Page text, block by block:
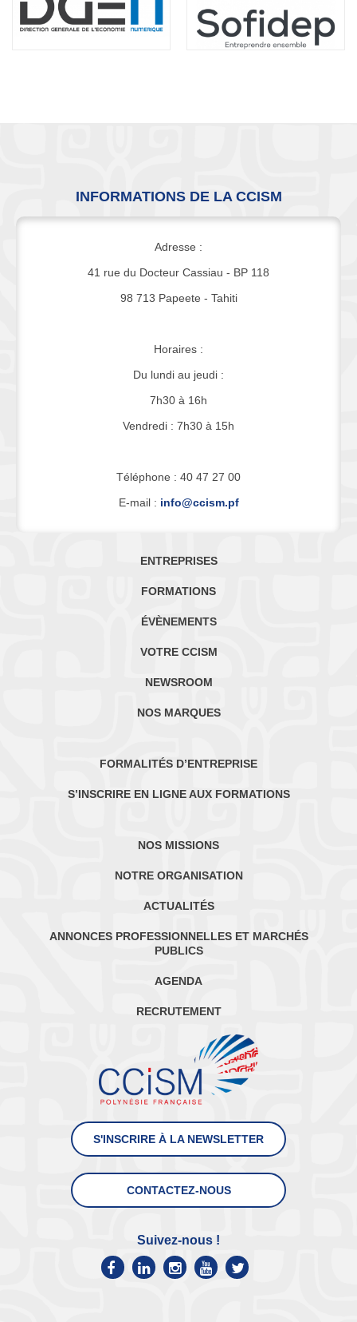
INFORMATIONS DE LA CCISM
Adresse :
41 rue du Docteur Cassiau - BP 118
98 713 Papeete - Tahiti
Horaires :
Du lundi au jeudi :
7h30 à 16h
Vendredi : 7h30 à 15h
Téléphone : 40 47 27 00
E-mail : info@ccism.pf
ENTREPRISES
FORMATIONS
ÉVÈNEMENTS
VOTRE CCISM
NEWSROOM
NOS MARQUES
FORMALITÉS D’ENTREPRISE
S’INSCRIRE EN LIGNE AUX FORMATIONS
NOS MISSIONS
NOTRE ORGANISATION
ACTUALITÉS
ANNONCES PROFESSIONNELLES ET MARCHÉS
PUBLICS
AGENDA
RECRUTEMENT
S'INSCRIRE À LA NEWSLETTER
CONTACTEZ-NOUS
Suivez-nous !